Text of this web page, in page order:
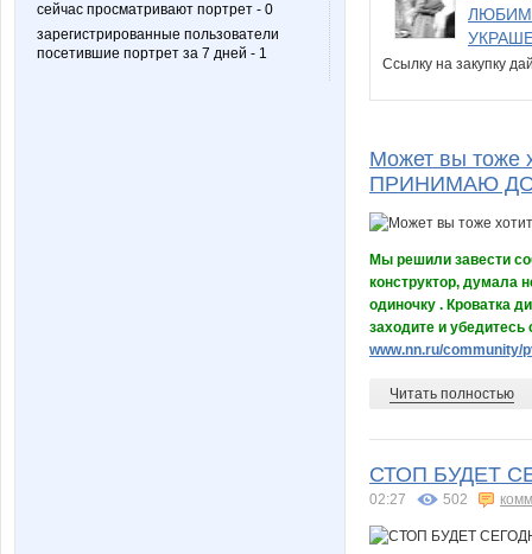
сейчас просматривают портрет - 0
зарегистрированные пользователи
посетившие портрет за 7 дней - 1
Ссылку на закупку
Может вы тоже
ПРИНИМАЮ
Мы решили завести
конструктор, думала
одиночку . Кроватка
заходите и
www.nn.ru/community/
Читать полностью
СТОП БУДЕТ
02:27 502